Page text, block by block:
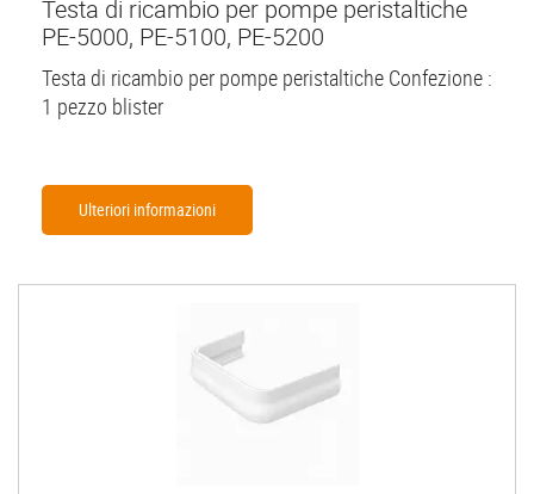
Testa di ricambio per pompe peristaltiche
PE-5000, PE-5100, PE-5200
Testa di ricambio per pompe peristaltiche Confezione :
1 pezzo blister
Ulteriori informazioni